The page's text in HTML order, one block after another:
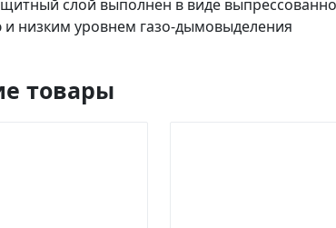
слой выполнен в виде
низким уровнем газо-дымовыделения
товары